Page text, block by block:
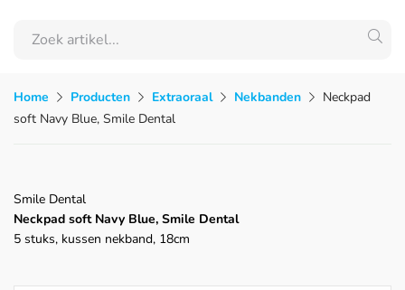
Home Producten Extraoraal Nekbanden
Neckpad
soft Navy Blue, Smile Dental
Smile Dental
Neckpad soft Navy Blue, Smile Dental
5 stuks, kussen nekband, 18cm